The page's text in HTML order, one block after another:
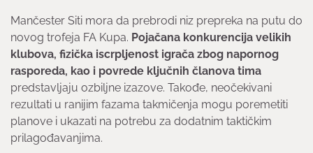
Mančester Siti mora da prebrodi niz prepreka na putu do
novog trofeja FA Kupa. Pojačana konkurencija velikih
klubova, fizička iscrpljenost igrača zbog napornog
rasporeda, kao i povrede ključnih članova tima
predstavljaju ozbiljne izazove. Takođe, neočekivani
rezultati u ranijim fazama takmičenja mogu poremetiti
planove i ukazati na potrebu za dodatnim taktičkim
prilagođavanjima.